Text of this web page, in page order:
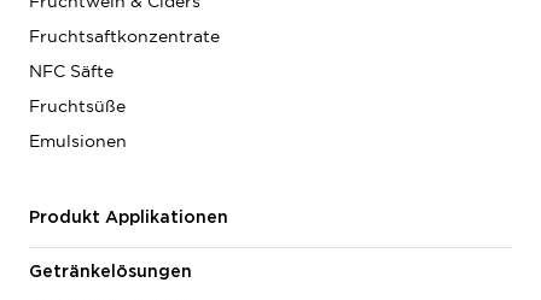
Fruchtsaftkonzentrate
NFC Säfte
Fruchtsüße
Emulsionen
Produkt Applikationen
Getränkelösungen